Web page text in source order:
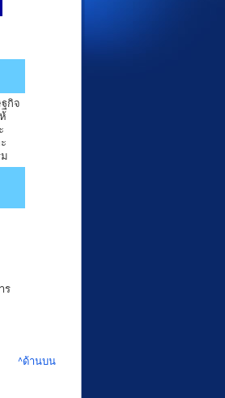
กิจ
ร
^ด้านบน